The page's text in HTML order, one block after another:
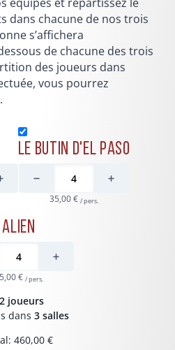
dans chacune de nos trois
s’affichera
de chacune des trois
des joueurs dans
vous pourrez
Le butin d'El Paso
35,00 € / pers.
Alien
€ / pers.
joueurs
dans 3 salles
460,00 €